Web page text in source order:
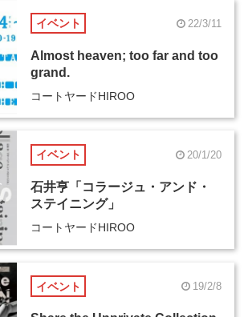
イベント 22/3/11
Almost heaven; too far and too
grand.
コートヤードHIROO
イベント 20/1/20
石井亨「コラージュ・アンド・
ステイニング」
コートヤードHIROO
イベント 19/2/8